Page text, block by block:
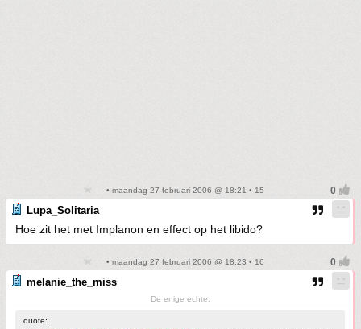
• maandag 27 februari 2006 @ 18:21 • 15
Lupa_Solitaria
Hoe zit het met Implanon en effect op het libido?
• maandag 27 februari 2006 @ 18:23 • 16
melanie_the_miss
De enige echte.
quote: